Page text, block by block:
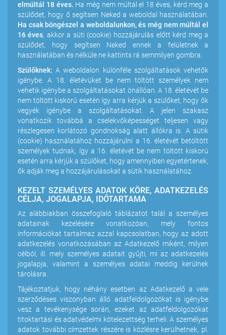
elmúltál 18 éves. Ha még nem múltál el 18 éves, kérd meg a
szülődet, hogy ő segítsen Neked a weboldal használatában.
Ha csak böngészel a weboldalunkon, és még nem múltál el
16 éves, akkor a süti (cookie) hozzájárulás előtt kérd meg a
szülődet, hogy segítsen Neked ennek a felületnek a
használatában és nélküle ne kattints rá semmilyen gombra.
Szülőknek: A weboldalon különféle szolgáltatások vehetők
igénybe. A 18. életévüket be nem töltött személyek nem
vehetik igénybe a szolgáltatásokat önállóan. A 18. életévét be
nem töltött kiskorú esetén így arra kérjük a szülőket, hogy ők
vegyék igénybe a szolgáltatásokat. A jelen szakasz
vonatkozik továbbá a cselekvőképességet teljesen vagy
részlegesen korlátozó gondnokság alatt állókra is. A sütik
(cookie) használatához hozzájárulni a 16. életévét betöltött
személyek tudnak, így a 16. életévét be nem töltött kiskorú
esetén arra kérjük a szülőket, hogy amennyiben egyetértenek,
ők adják meg a hozzájárulásokat a sütik használatához.
KEZELT SZEMÉLYES ADATOK KÖRE, ADATKEZELÉS
CÉLJA, JOGALAPJA, IDŐTARTAMA
Az alábbiakban összefoglaló táblázatot talál a személyes
adatainak kezelésére vonatkozóan, mely fontos
információkat tartalmaz azzal kapcsolatban, hogy az adott
adatkezelés vonatkozásában az Adatkezelő miként, milyen
célból, ill. mely személyes adatait gyűjti, mi az adatkezelés
jogalapja, valamint a személyes adatai meddig kerülnek
tárolásra.
Tájékoztatjuk, hogy néhány esetben az Adatkezelő a vele
szerződéses viszonyban álló adatfeldolgozókat is igénybe
vesz a tevékenysége során, ezeket az adatfeldolgozókat
titoktartási és adatvédelmi kötelezettség terheli. A személyes
adatok további címzettek részére is közlésre kerülhetnek, pl.